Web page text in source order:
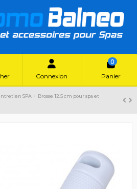
Connexion
0
Panier
SPA
Brosse 12.5 cm pour spa et